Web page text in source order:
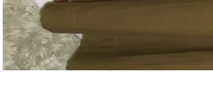
2º
3º
calça
4º
saia